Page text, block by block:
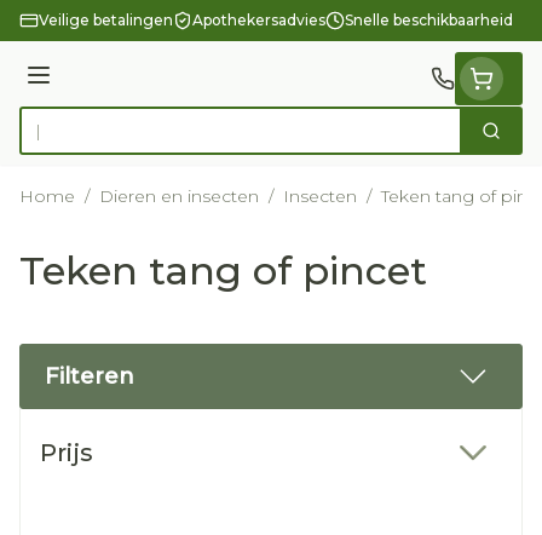
Ga naar de inhoud
Veilige betalingen Apothekersadvies Snelle beschikbaarheid
Menu
Product, merk, categorie... Zoek
Home / Dieren en insecten / Insecten / Teken tang of
Teken tang of pincet
Filteren
Prijs